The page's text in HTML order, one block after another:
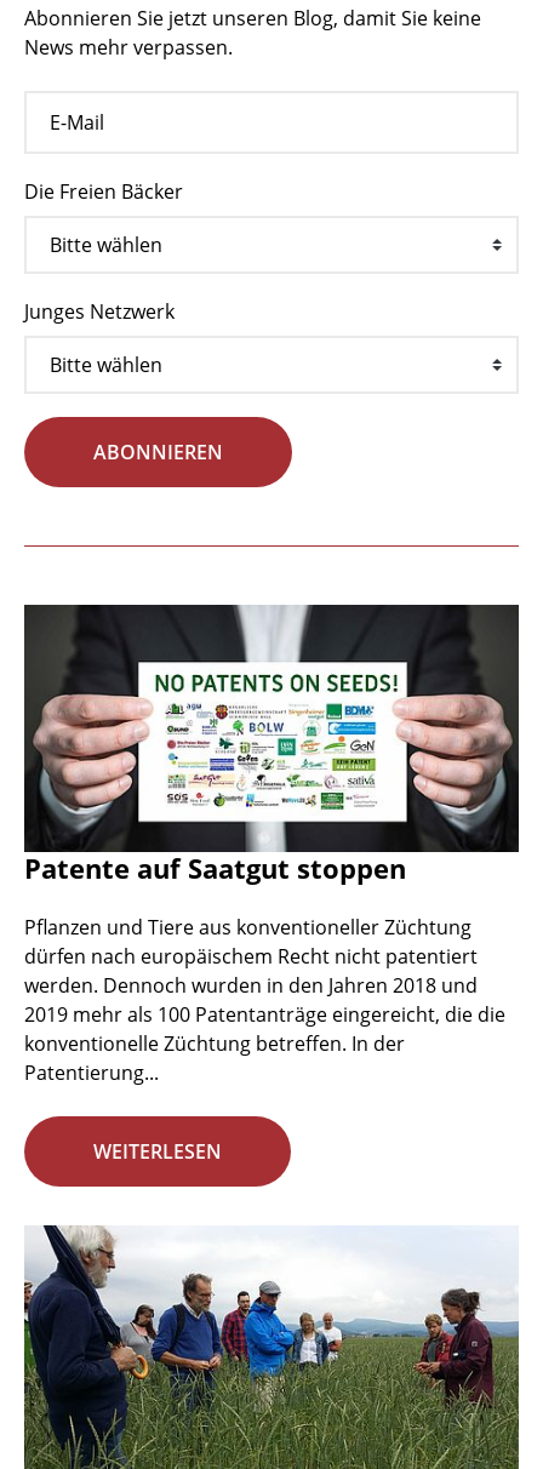
Abonnieren Sie jetzt unseren Blog, damit Sie keine
News mehr verpassen.
Die Freien Bäcker
Junges Netzwerk
ABONNIEREN
Patente auf Saatgut stoppen
Pflanzen und Tiere aus konventioneller Züchtung
dürfen nach europäischem Recht nicht patentiert
werden. Dennoch wurden in den Jahren 2018 und
2019 mehr als 100 Patentanträge eingereicht, die die
konventionelle Züchtung betreffen. In der
Patentierung...
WEITERLESEN